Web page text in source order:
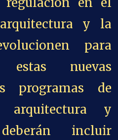
y la
para
nuevas
programas de
arquitectura y
incluir